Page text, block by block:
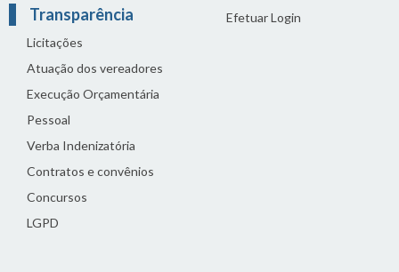
Transparência
Licitações
Atuação dos vereadores
Execução Orçamentária
Pessoal
Verba Indenizatória
Contratos e convênios
Concursos
LGPD
Efetuar Login